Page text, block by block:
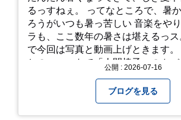
るっすねぇ。 ってなところで、暑かろうが・寒か
ろうがいつも暑っ苦しい 音楽をやり続けてるオイ
ラも、ここ数年の暑さは堪えるっス。 ってなと
で今回は写真と動画上げときます。 昨年秋に、娘
とのユニットで「人間椅子」のカバー
画にしており、娘のファンからもア
ッ！」とされているので ここだけの公開としま
公開 : 2026-07-16
ブログを見る